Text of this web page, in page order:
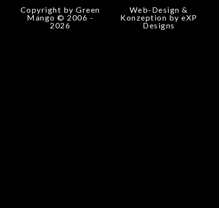
Copyright by Green
Mango © 2006 -
2026
Web-Design &
Konzeption by eXP
Designs